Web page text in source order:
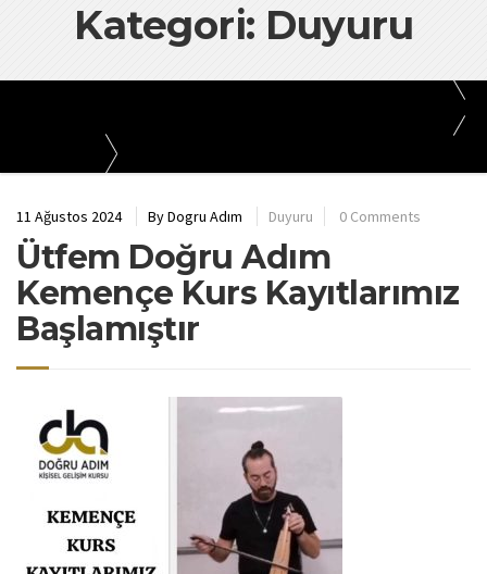
Kategori: Duyuru
11 Ağustos 2024 ByDogru Adım Duyuru 0 Comments
Ütfem Doğru Adım
Kemençe Kurs Kayıtlarımız
Başlamıştır